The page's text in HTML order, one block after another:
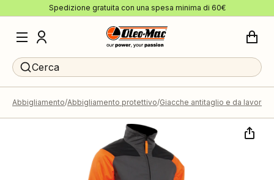
Spedizione gratuita con una spesa minima di 60€
Cerca
Abbigliamento Abbigliamento protettivo Giacche antitaglio e da lavoro